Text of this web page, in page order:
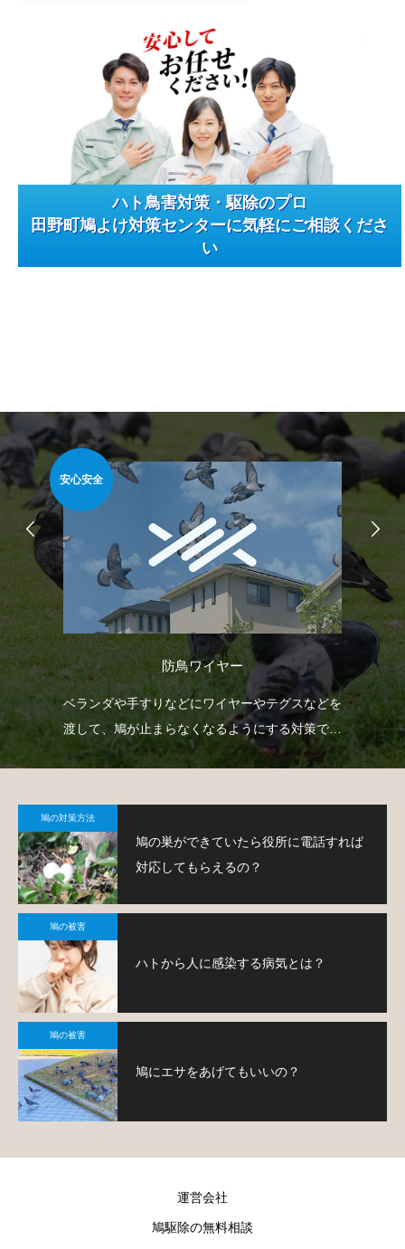
ハト鳥害対策・駆除のプロ
田野町鳩よけ対策センターに気軽にご相談くださ
い
安心安全
防鳥ワイヤー
ベランダや手すりなどにワイヤーやテグスなどを
渡して、鳩が止まらなくなるようにする対策で
す。
鳩の対策方法
鳩の巣ができていたら役所に電話すれば
対応してもらえるの？
鳩の被害
ハトから人に感染する病気とは？
鳩の被害
鳩にエサをあげてもいいの？
運営会社
鳩駆除の無料相談